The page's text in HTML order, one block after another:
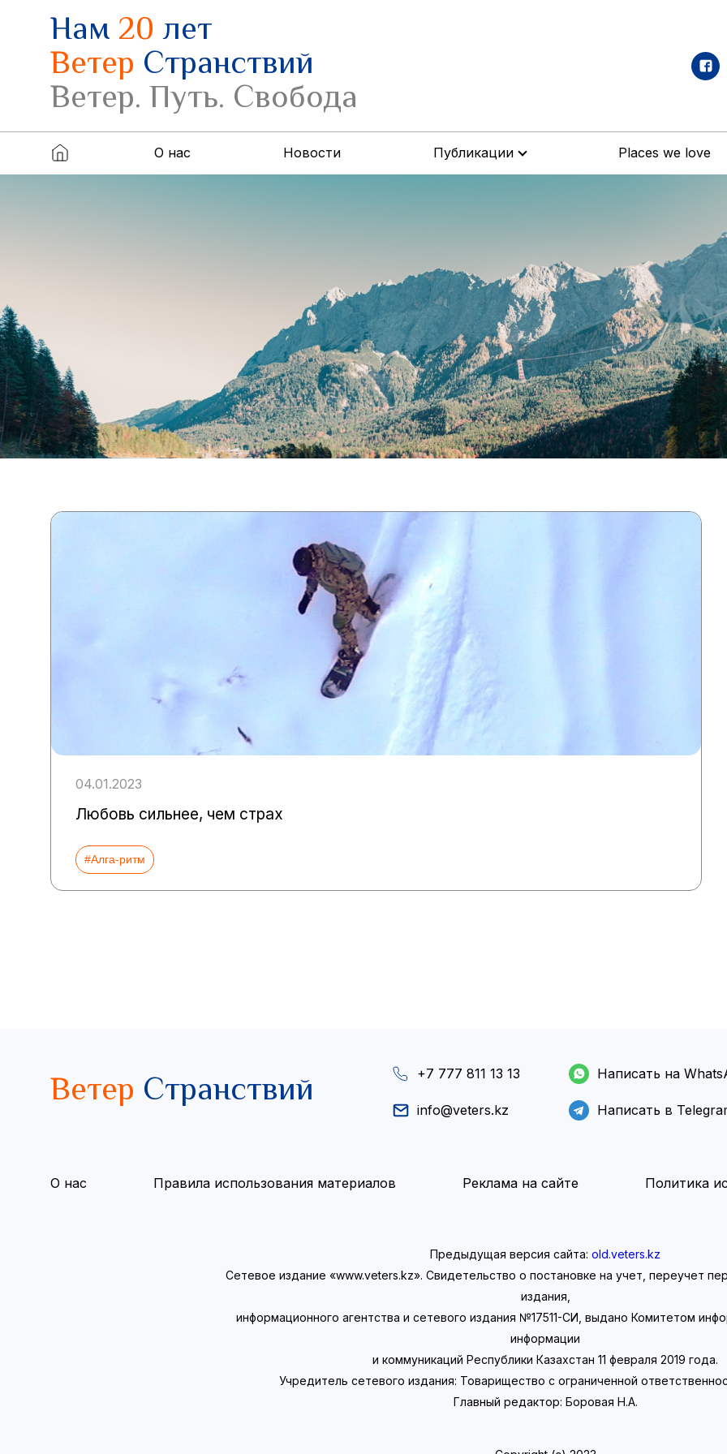
Нам20лет
Ветер Странствий
Ветер. Путь. Свобода
О нас Новости Публикации Places we love
04.01.2023
Любовь сильнее, чем страх
#Алга-ритм
Ветер Странствий +7 777 811 13 13
info@veters.kz
Написать на
Написать в
О нас Правила использования материалов Реклама на сайте Политика
Предыдущая версия сайта: old.veters.kz
Сетевое издание «www.veters.kz». Свидетельство о постановке на учет, переучет
издания,
информационного агентства и сетевого издания №17511-СИ, выдано Комитетом
информации
и коммуникаций Республики Казахстан 11 февраля 2019 года.
Учредитель сетевого издания: Товарищество с ограниченной
Главный редактор: Боровая Н.А.